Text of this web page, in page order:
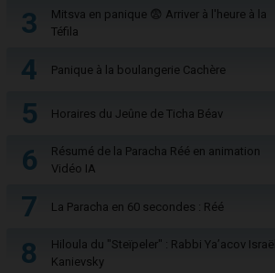
3
Mitsva en panique 😨 Arriver à l'heure à la
Téfila
4 Panique à la boulangerie Cachère
5 Horaires du Jeûne de Ticha Béav
6
Résumé de la Paracha Réé en animation
Vidéo IA
7 La Paracha en 60 secondes : Réé
8
Hiloula du "Steïpeler" : Rabbi Ya’acov Israël
Kanievsky